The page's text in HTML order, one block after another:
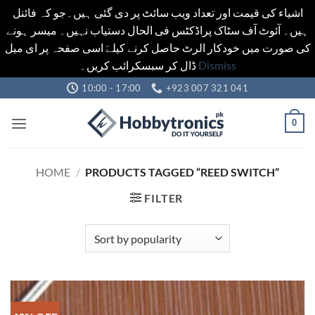
اشیاء کی قیمت اور تعداد ویب سائٹ پر دی گئی ہیں۔جو کہ فائنل
ہیں۔ آئوٹ آف سٹاک پراڈکٹس فی الحال دستیاب نہیں۔ میسر ہونے
کی صورت میں خودکار الرٹ حاصل کرنے کیلےَ اسی صفحہ پر ای میل
ڈال کر سبسکرائب کریں۔ Dismiss
to
content
10:00 - 17:00 +923 007 321 041
0
HOME / PRODUCTS TAGGED “REED SWITCH”
FILTER